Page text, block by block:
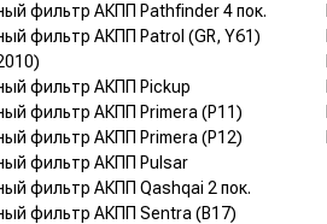
фильтр АКПП Pathfinder 4 пок.
фильтр АКПП Patrol (GR, Y61)
фильтр АКПП Pickup
фильтр АКПП Primera (P11)
фильтр АКПП Primera (P12)
фильтр АКПП Pulsar
фильтр АКПП Qashqai 2 пок.
фильтр АКПП Sentra (B17)